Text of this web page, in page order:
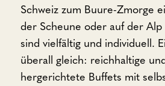
Schweiz zum Buure-Zmorge
der Scheune oder auf der
sind vielfältig und individuell.
überall gleich: reichhaltige
hergerichtete Buffets mit